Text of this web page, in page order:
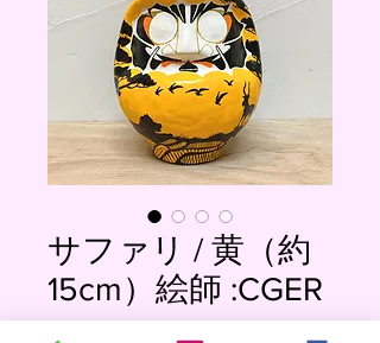
サファリ / 黄（約
15cm）絵師 :CGER
￥12,000